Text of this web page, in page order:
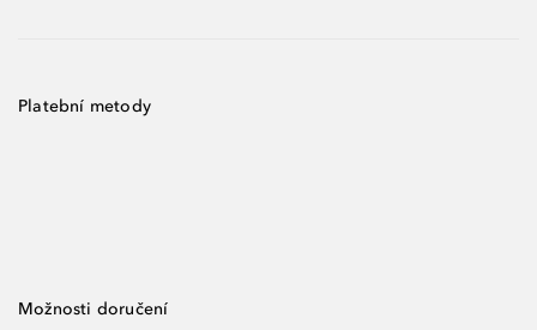
Platební metody
Možnosti doručení